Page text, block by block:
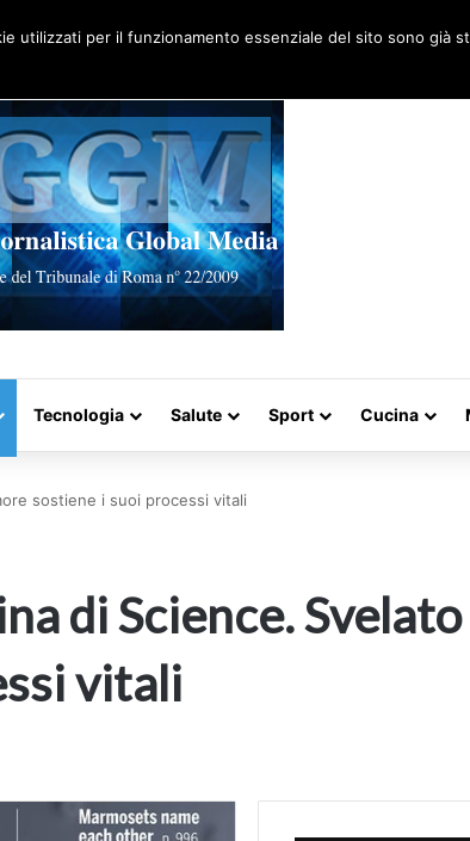
Artigo aleatório
Tecnologia Salute Sport Cucina
sostiene i suoi processi vitali
di Science.
vitali
utilizzati per il funzionamento essenziale del sito sono già